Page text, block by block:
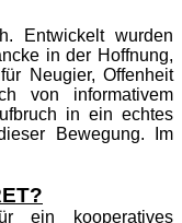
Entwickelt wurden
in der Hoffnung,
Neugier, Offenheit
von informativem
in ein echtes
Bewegung. Im
ein kooperatives